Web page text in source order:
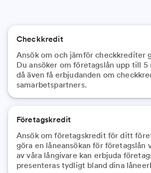
Checkkredit
Ansök om och jämför checkkrediter
Du ansöker om företagslån upp till 5
då även få erbjudanden om
samarbetspartners.
Företagskredit
Ansök om företagskredit för ditt
göra en låneansökan för företagslån
av våra långivare kan erbjuda
presenteras tydligt bland dina